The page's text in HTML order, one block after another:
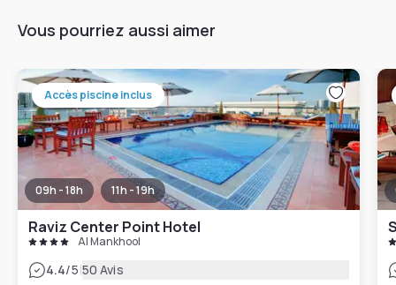
Vous pourriez aussi aimer
Accès piscine inclus
09h - 18h 11h - 19h
Raviz Center Point Hotel
Al Mankhool
4.4/5|50 Avis